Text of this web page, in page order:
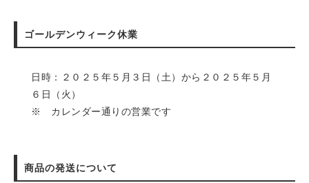
ゴールデンウィーク休業
日時：２０２５年５月３日（土）から２０２５年５月
６日（火）
※ カレンダー通りの営業です
商品の発送について